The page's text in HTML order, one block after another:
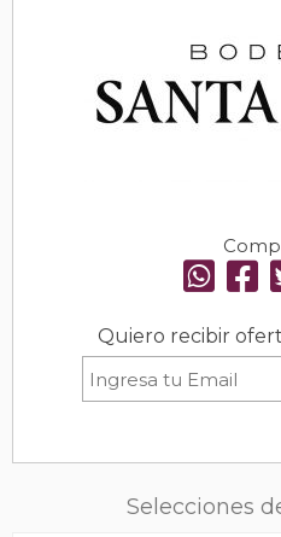
Quiero recibir
Selecciones